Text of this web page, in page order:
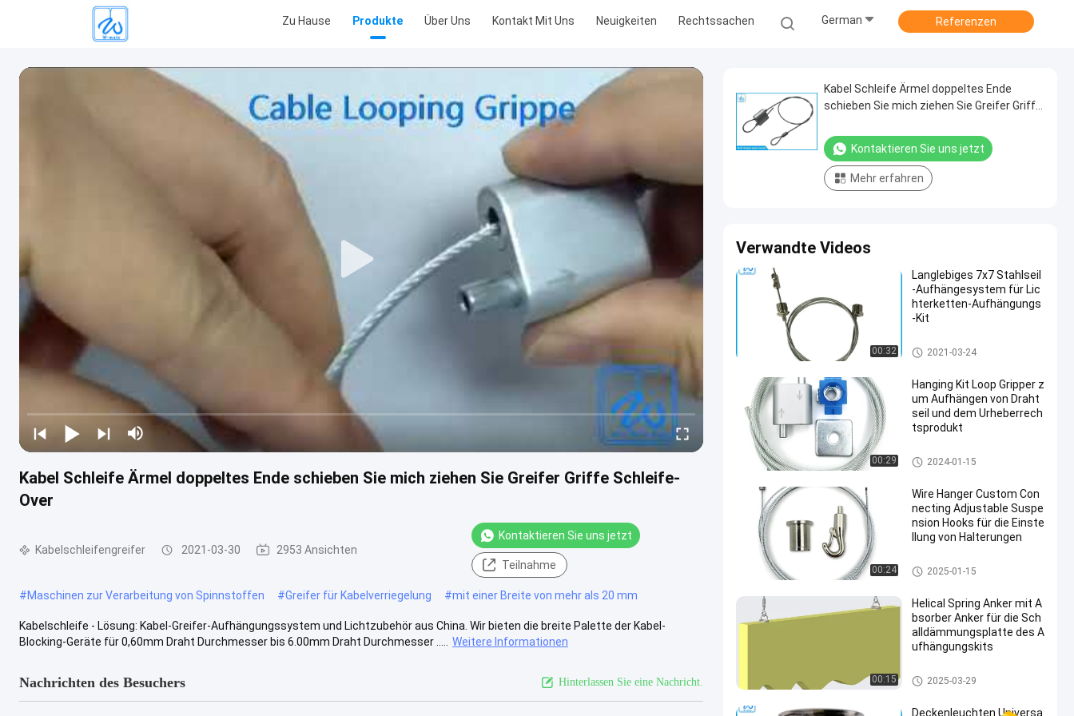
Zu Hause Produkte Über Uns Kontakt Mit Uns Neuigkeiten Rechtssachen German Referenzen
Kabel Schleife Ärmel doppeltes Ende schieben Sie mich ziehen Sie Greifer Griffe Schleife-
Over
Kabelschleifengreifer 2021-03-30 2953 Ansichten
Kontaktieren Sie uns jetzt
Teilnahme
#Maschinen zur Verarbeitung von Spinnstoffen #Greifer für Kabelverriegelung #mit einer Breite von mehr als 20 mm
Kabelschleife - Lösung: Kabel-Greifer-Aufhängungssystem und Lichtzubehör aus China. Wir bieten die breite Palette der Kabel-
Blocking-Geräte für 0,60mm Draht Durchmesser bis 6.00mm Draht Durchmesser .....
Weitere Informationen
Nachrichten des Besuchers Hinterlassen Sie eine Nachricht.
Kabel Schleife Ärmel doppeltes Ende
schieben Sie mich ziehen Sie Greifer Griffe
Kontaktieren Sie uns jetzt
Mehr erfahren
Verwandte Videos
00:32
Langlebiges 7x7 Stahlseil
-Aufhängesystem für Lic
hterketten-Aufhängungs
-Kit
Kabelsperrkit
2021-03-24
00:29
Hanging Kit Loop Gripper z
um Aufhängen von Draht
seil und dem Urheberrech
tsprodukt
Kabelschleifengreifer
2024-01-15
00:24
Wire Hanger Custom Con
necting Adjustable Suspe
nsion Hooks für die Einste
llung von Halterungen
Akustische Deckenfederung
2025-01-15
00:15
Helical Spring Anker mit A
bsorber Anker für die Sch
alldämmungsplatte des A
ufhängungskits
Akustische Deckenfederung
2025-03-29
Deckenleuchten Universa